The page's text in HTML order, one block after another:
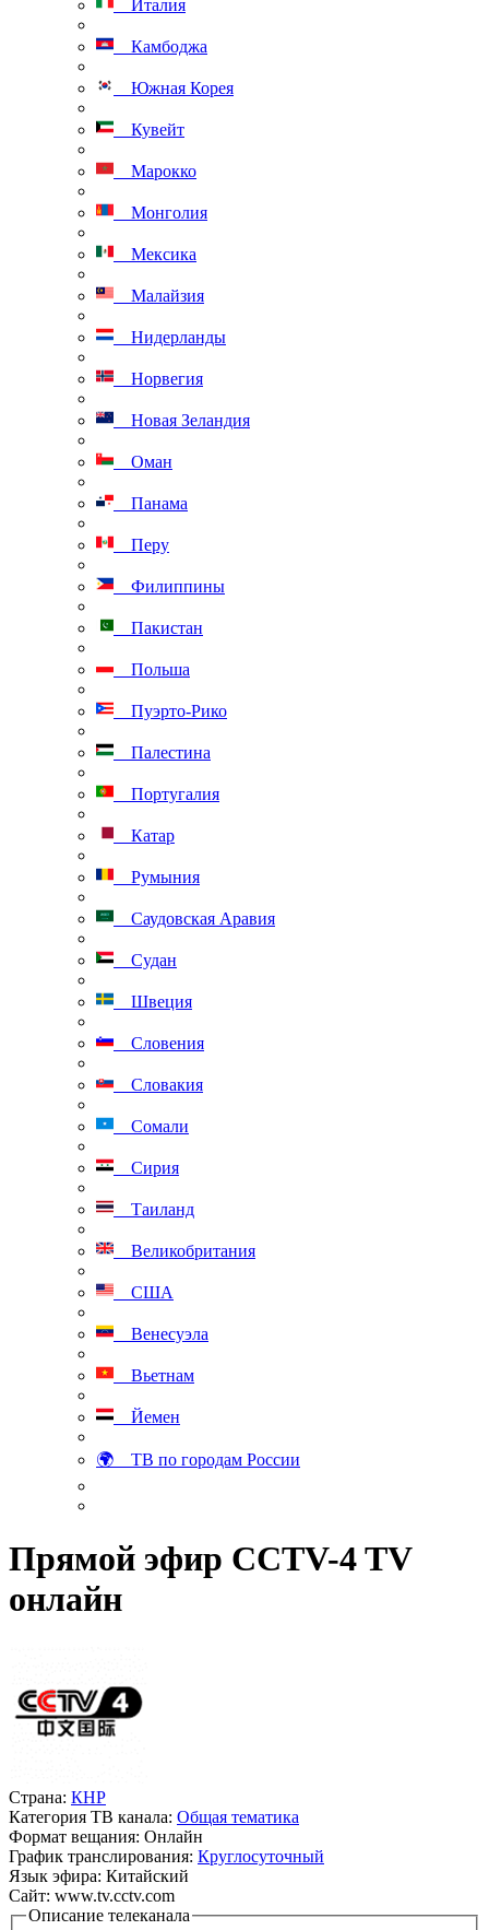
Италия
Камбоджа
Южная Корея
Кувейт
Марокко
Монголия
Мексика
Малайзия
Нидерланды
Норвегия
Новая Зеландия
Оман
Панама
Перу
Филиппины
Пакистан
Польша
Пуэрто-Рико
Палестина
Португалия
Катар
Румыния
Саудовская Аравия
Судан
Швеция
Словения
Словакия
Сомали
Сирия
Таиланд
Великобритания
США
Венесуэла
Вьетнам
Йемен
🌍 ТВ по городам России
Прямой эфир CCTV-4 TV
онлайн
Страна: КНР
Категория ТВ канала: Общая тематика
Формат вещания: Онлайн
График транслирования: Круглосуточный
Язык эфира: Китайский
Сайт: www.tv.cctv.com
Описание телеканала